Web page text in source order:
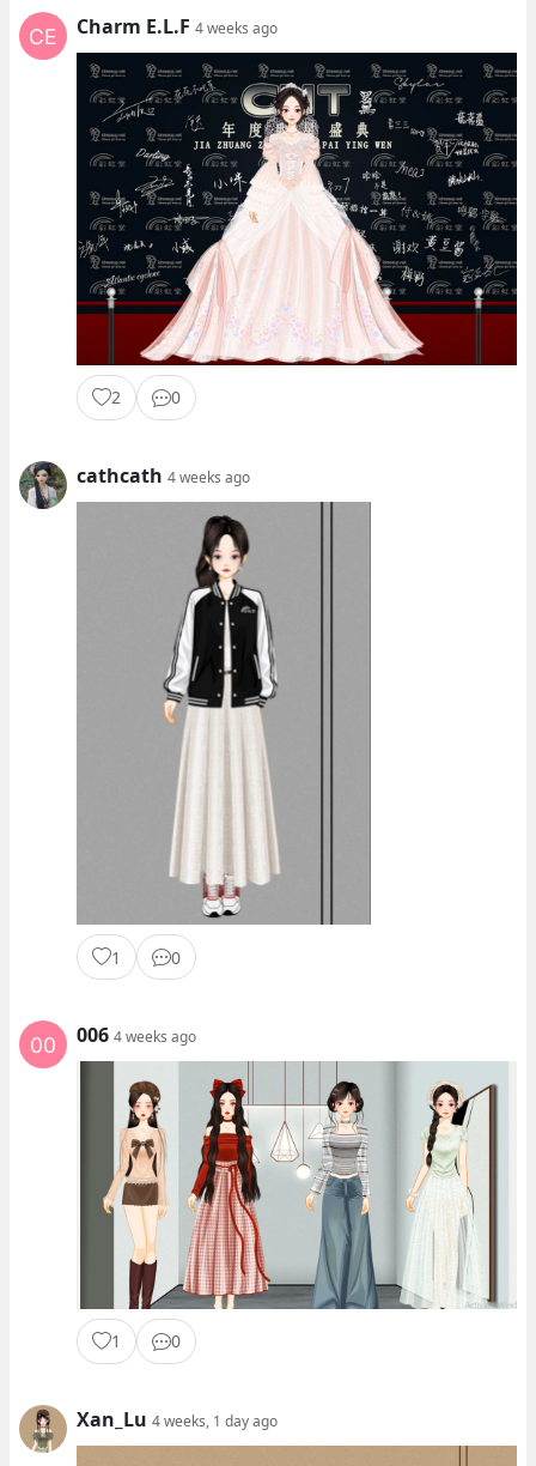
Charm E.L.F 4 weeks ago
2 0
cathcath 4 weeks ago
1 0
006 4 weeks ago
1 0
Xan_Lu 4 weeks, 1 day ago